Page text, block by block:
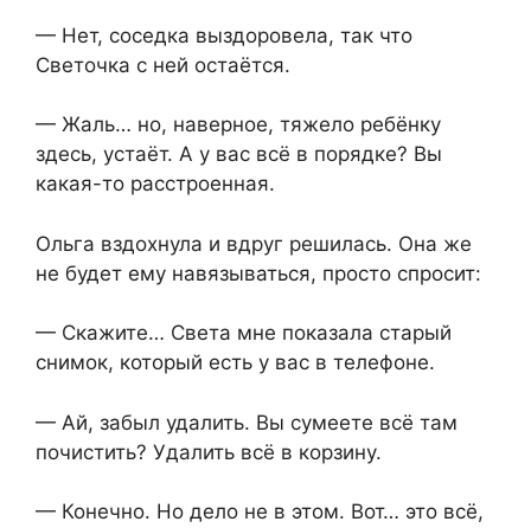
— Нет, соседка выздоровела, так что
Светочка с ней остаётся.
— Жаль… но, наверное, тяжело ребёнку
здесь, устаёт. А у вас всё в порядке? Вы
какая-то расстроенная.
Ольга вздохнула и вдруг решилась. Она же
не будет ему навязываться, просто спросит:
— Скажите… Света мне показала старый
снимок, который есть у вас в телефоне.
— Ай, забыл удалить. Вы сумеете всё там
почистить? Удалить всё в корзину.
— Конечно. Но дело не в этом. Вот… это всё,